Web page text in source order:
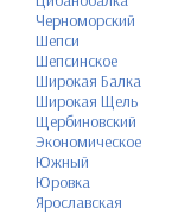
Черноморский
Шепси
Шепсинское
Широкая Балка
Широкая Щель
Щербиновский
Экономическое
Южный
Юровка
Ярославская